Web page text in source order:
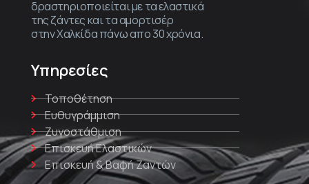
δραστηριοποιείται με τα ελαστικά
της ζάντες και τα αμορτισέρ
στην Χαλκίδα πάνω απο 30 χρόνια.
Υπηρεσίες
Τοποθέτηση
Ευθυγράμμιση
Ζυγοστάθμιση
Επισκευή Ελαστικών
Επισκευή & Βαφή Ζαντών